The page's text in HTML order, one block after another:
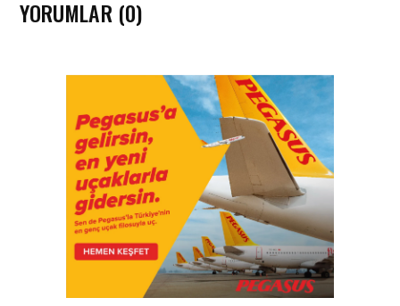
YORUMLAR (0)
HAVAYOLU • 05 AĞU 2026
CORENDON’DAN YAKIT
VERIMLILIĞI VE
SÜRDÜRÜLEBILIRLIK IÇIN
İŞ BIRLIĞI!
HAVAYOLU • 05 AĞU 2026
AIR ASTANA’DAN 2026
YILI İLK YARI FINANSAL
VE OPERASYONEL
SONUÇLARI!